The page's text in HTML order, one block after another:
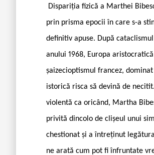
Dispariția fizică a Marthei
prin prisma epocii în care s-a
definitiv apuse. După
anului 1968, Europa
șaizecioptismul francez,
istorică risca să devină de
violentă ca oricând, Martha
privită dincolo de clișeul unui
chestionat și a întreținut
ne arată cum pot fi înfruntate